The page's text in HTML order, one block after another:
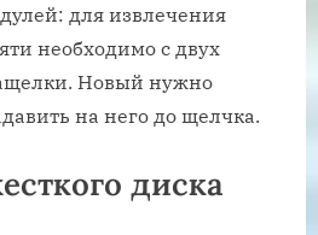
для извлечения
необходимо с двух
Новый нужно
на него до щелчка.
диска